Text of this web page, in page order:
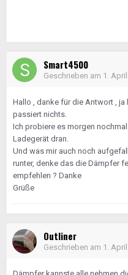
Smart4500
Geschrieben am 1.
Hallo , danke für die Antwort ,
passiert nichts.
Ich probiere es morgen
Ladegerät dran.
Und was mir auch noch
runter, denke das die Dämpfer
empfehlen ? Danke
Grüße
Outliner
Geschrieben am 1.